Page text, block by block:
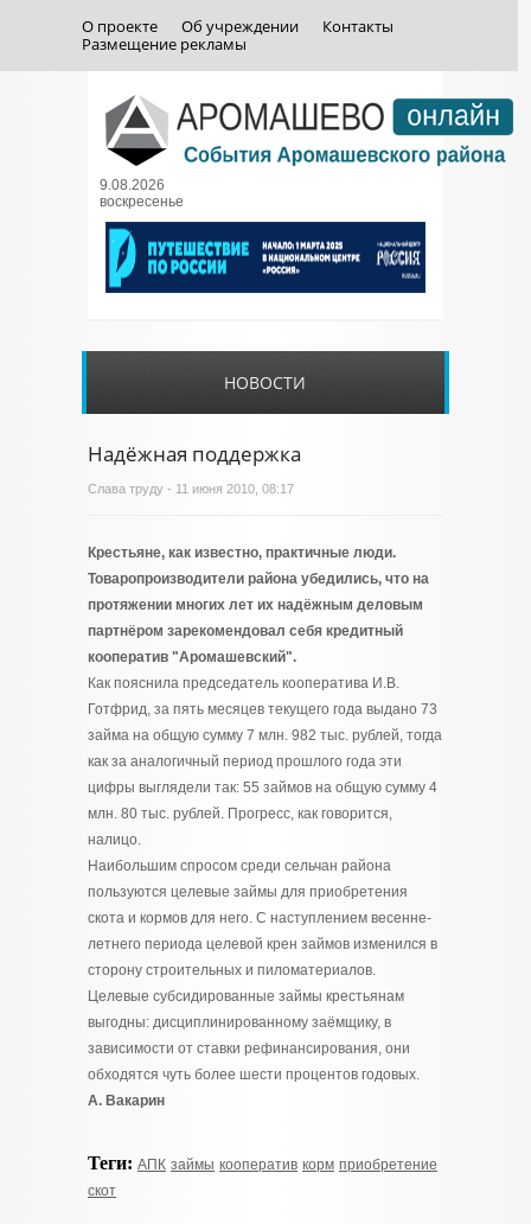
О проекте Об учреждении
Контакты
Размещение рекламы
9.08.2026
воскресенье
НОВОСТИ
Надёжная поддержка
Слава труду - 11 июня 2010, 08:17
Крестьяне, как известно, практичные люди.
Товаропроизводители района убедились, что на
протяжении многих лет их надёжным деловым
партнёром зарекомендовал себя кредитный
кооператив "Аромашевский".
Как пояснила председатель кооператива И.В.
Готфрид, за пять месяцев текущего года выдано 73
займа на общую сумму 7 млн. 982 тыс. рублей, тогда
как за аналогичный период прошлого года эти
цифры выглядели так: 55 займов на общую сумму 4
млн. 80 тыс. рублей. Прогресс, как говорится,
налицо.
Наибольшим спросом среди сельчан района
пользуются целевые займы для приобретения
скота и кормов для него. С наступлением весенне-
летнего периода целевой крен займов изменился в
сторону строительных и пиломатериалов.
Целевые субсидированные займы крестьянам
выгодны: дисциплинированному заёмщику, в
зависимости от ставки рефинансирования, они
обходятся чуть более шести процентов годовых.
А. Вакарин
Теги: АПК займы кооператив корм приобретение
скот